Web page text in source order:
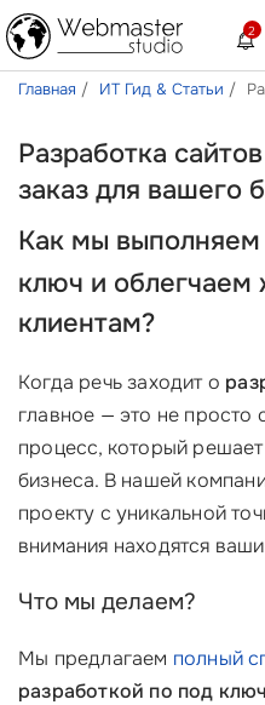
2
Главная ИТ Гид & Статьи
Разработка
заказ для вашего
Как мы выполняем
ключ и
клиентам?
Когда речь заходит о
главное — это не просто
процесс, который
бизнеса. В нашей
проекту с уникальной
внимания находятся ваши
Что мы делаем?
Мы предлагаем полный
разработкой по под ключ